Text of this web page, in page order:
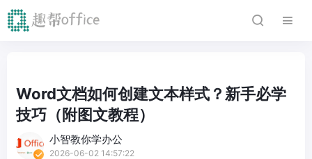
Word文档如何创建文本样式？新手必学
技巧（附图文教程）
小智教你学办公
2026-06-02 14:57:22